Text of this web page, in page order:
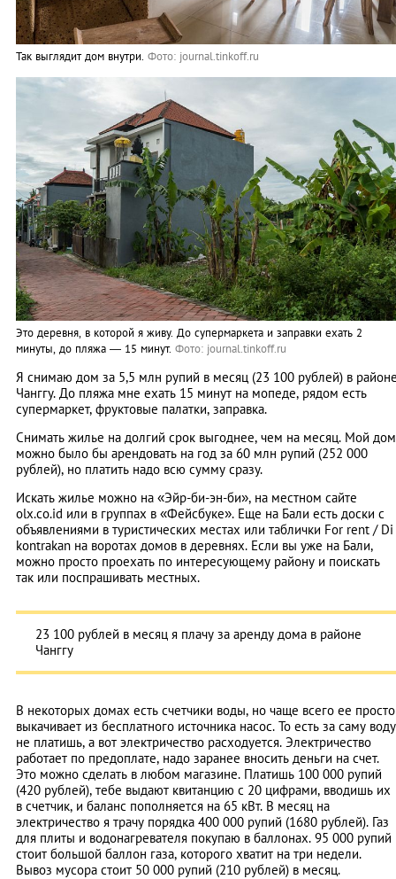
Так выглядит дом внутри. Фото: journal.tinkoff.ru
Это деревня, в которой я живу. До супермаркета и заправки ехать 2
минуты, до пляжа — 15 минут. Фото: journal.tinkoff.ru
Я снимаю дом за 5,5 млн рупий в месяц (23 100 рублей) в
Чанггу. До пляжа мне ехать 15 минут на мопеде, рядом есть
супермаркет, фруктовые палатки, заправка.
Снимать жилье на долгий срок выгоднее, чем на месяц. Мой дом
можно было бы арендовать на год за 60 млн рупий (252 000
рублей), но платить надо всю сумму сразу.
Искать жилье можно на «Эйр-би-эн-би», на местном сайте
olx.co.id или в группах в «Фейсбуке». Еще на Бали есть доски с
объявлениями в туристических местах или таблички For rent / Di
kontrakan на воротах домов в деревнях. Если вы уже на Бали,
можно просто проехать по интересующему району и поискать
так или поспрашивать местных.
23 100 рублей в месяц я плачу за аренду дома в районе
Чанггу
В некоторых домах есть счетчики воды, но чаще всего ее просто
выкачивает из бесплатного источника насос. То есть за саму воду
не платишь, а вот электричество расходуется. Электричество
работает по предоплате, надо заранее вносить деньги на счет.
Это можно сделать в любом магазине. Платишь 100 000 рупий
(420 рублей), тебе выдают квитанцию с 20 цифрами, вводишь их
в счетчик, и баланс пополняется на 65 кВт. В месяц на
электричество я трачу порядка 400 000 рупий (1680 рублей). Газ
для плиты и водонагревателя покупаю в баллонах. 95 000 рупий
стоит большой баллон газа, которого хватит на три недели.
Вывоз мусора стоит 50 000 рупий (210 рублей) в месяц.